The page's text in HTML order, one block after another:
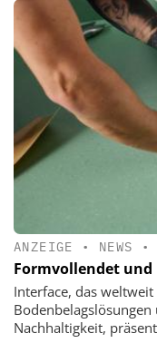
ANZEIGE • NEWS •
Formvollendet und
Interface, das
Nachhaltigkeit,